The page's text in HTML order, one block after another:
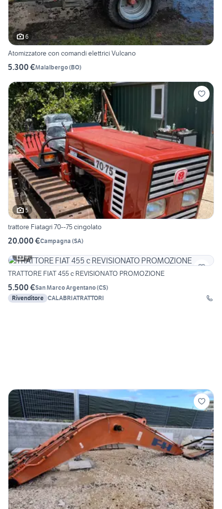
6
Atomizzatore con comandi elettrici Vulcano
5.300 €Malalbergo(BO)
5
trattore Fiatagri 70--75 cingolato
20.000 €Campagna (SA)
4
TRATTORE FIAT 455 c REVISIONATO PROMOZIONE
5.500 €San Marco Argentano(CS)
Rivenditore CALABRIATRATTORI